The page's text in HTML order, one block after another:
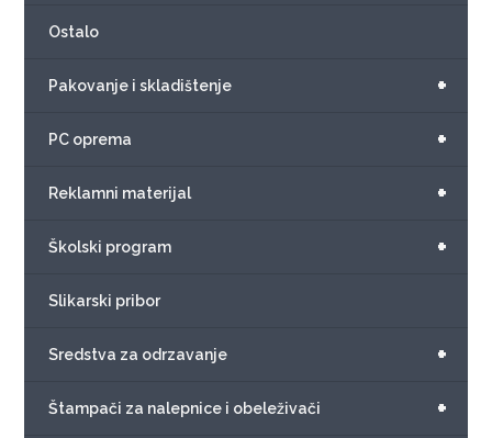
Ostalo
+
Pakovanje i skladištenje
+
PC oprema
+
Reklamni materijal
+
Školski program
Slikarski pribor
+
Sredstva za odrzavanje
+
Štampači za nalepnice i obeleživači